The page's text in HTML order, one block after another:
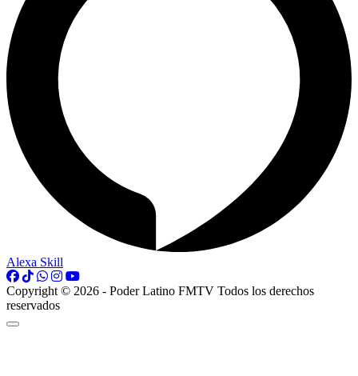
Alexa Skill
Copyright © 2026 - Poder Latino FMTV Todos los derechos
reservados